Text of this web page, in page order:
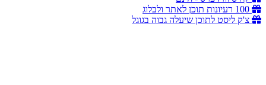
100 רעיונות תוכן לאתר ולבלוג
צ'ק ליסט לתוכן שיעלה גבוה בגוגל